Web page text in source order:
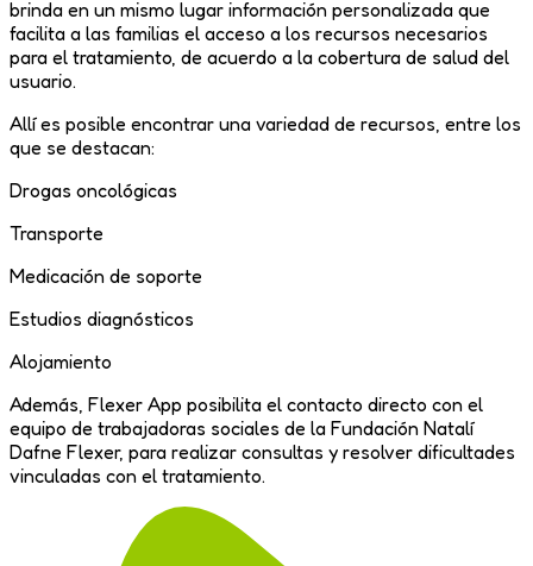
brinda en un mismo lugar información personalizada que
facilita a las familias el acceso a los recursos necesarios
para el tratamiento, de acuerdo a la cobertura de salud del
usuario.
Allí es posible encontrar una variedad de recursos, entre los
que se destacan:
Drogas oncológicas
Transporte
Medicación de soporte
Estudios diagnósticos
Alojamiento
Además, Flexer App posibilita el contacto directo con el
equipo de trabajadoras sociales de la Fundación Natalí
Dafne Flexer, para realizar consultas y resolver dificultades
vinculadas con el tratamiento.